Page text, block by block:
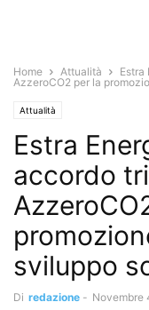
Home Attualità
Estra
AzzeroCO2 per la
Attualità
Estra
accordo
sviluppo
Di redazione - Novembre